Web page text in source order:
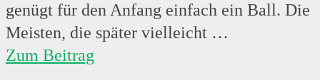
genügt für den Anfang einfach ein Ball. Die
Meisten, die später vielleicht …
Zum Beitrag